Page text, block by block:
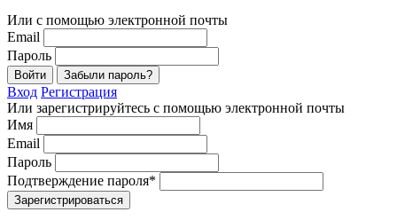
Или с помощью электронной почты
Email
Пароль
Войти Забыли пароль?
Вход Регистрация
Или зарегистрируйтесь с помощью электронной почты
Имя
Email
Пароль
Подтверждение пароля*
Зарегистрироваться